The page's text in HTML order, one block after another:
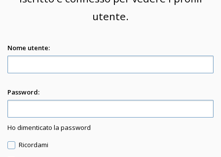
utente.
Nome utente:
Password:
Ho dimenticato la password
Ricordami